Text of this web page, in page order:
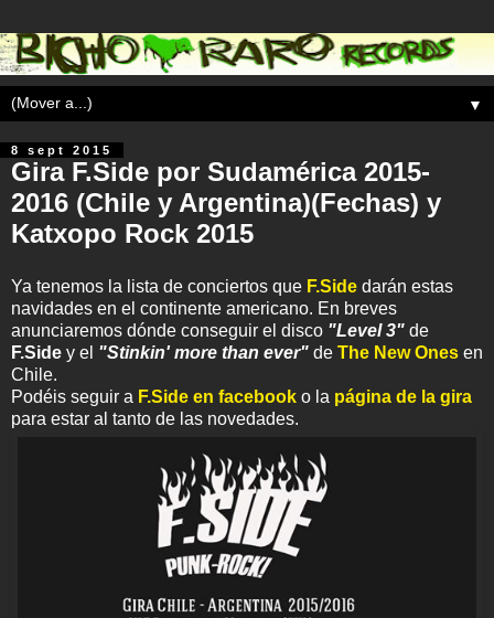
▼
8 sept 2015
Gira F.Side por Sudamérica 2015-
2016 (Chile y Argentina)(Fechas) y
Katxopo Rock 2015
Ya tenemos la lista de conciertos que F.Side darán estas
navidades en el continente americano. En breves
anunciaremos dónde conseguir el disco "Level 3" de
F.Side y el "Stinkin' more than ever" de The New Ones en
Chile.
Podéis seguir a F.Side en facebook o la página de la gira
para estar al tanto de las novedades.